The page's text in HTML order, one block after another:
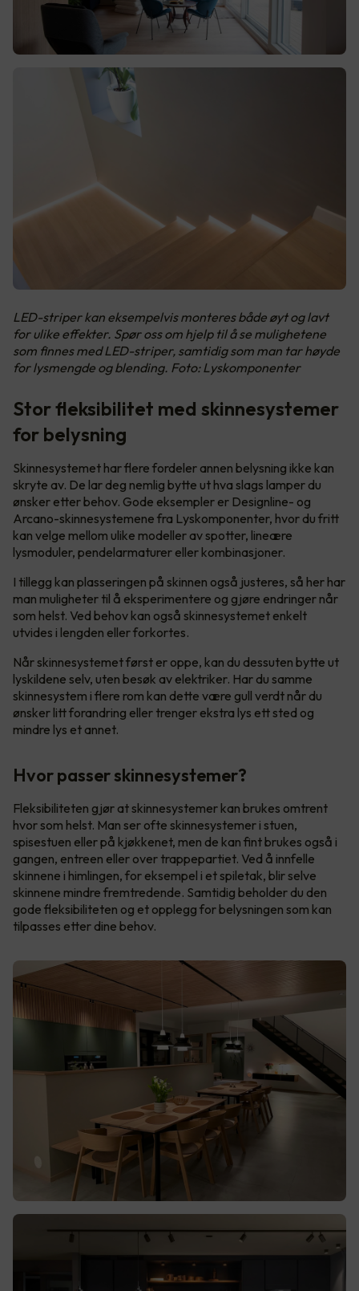
LED-striper kan eksempelvis monteres både øyt og lavt
for ulike effekter. Spør oss om hjelp til å se mulighetene
som finnes med LED-striper, samtidig som man tar høyde
for lysmengde og blending. Foto: Lyskomponenter
Stor fleksibilitet med skinnesystemer
for belysning
Skinnesystemet har flere fordeler annen belysning ikke kan
skryte av. De lar deg nemlig bytte ut hva slags lamper du
ønsker etter behov. Gode eksempler er Designline- og
Arcano-skinnesystemene fra Lyskomponenter, hvor du fritt
kan velge mellom ulike modeller av spotter, lineære
lysmoduler, pendelarmaturer eller kombinasjoner.
I tillegg kan plasseringen på skinnen også justeres, så her har
man muligheter til å eksperimentere og gjøre endringer når
som helst. Ved behov kan også skinnesystemet enkelt
utvides i lengden eller forkortes.
Når skinnesystemet først er oppe, kan du dessuten bytte ut
lyskildene selv, uten besøk av elektriker. Har du samme
skinnesystem i flere rom kan dette være gull verdt når du
ønsker litt forandring eller trenger ekstra lys ett sted og
mindre lys et annet.
Hvor passer skinnesystemer?
Fleksibiliteten gjør at skinnesystemer kan brukes omtrent
hvor som helst. Man ser ofte skinnesystemer i stuen,
spisestuen eller på kjøkkenet, men de kan fint brukes også i
gangen, entreen eller over trappepartiet. Ved å innfelle
skinnene i himlingen, for eksempel i et spiletak, blir selve
skinnene mindre fremtredende. Samtidig beholder du den
gode fleksibiliteten og et opplegg for belysningen som kan
tilpasses etter dine behov.